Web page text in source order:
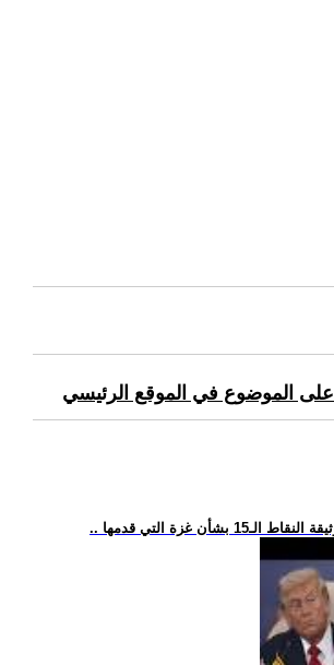
على الموضوع في الموقع الرئيسي
بشأن غزة التي قدمها